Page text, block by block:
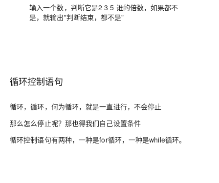
输入一个数，判断它是2 3 5 谁的倍数，如果都不
是，就输出"判断结束，都不是"
循环控制语句
循环，循环，何为循环，就是一直进行，不会停止
那么怎么停止呢？那也得我们自己设置条件
循环控制语句有两种，一种是for循环，一种是while循环。